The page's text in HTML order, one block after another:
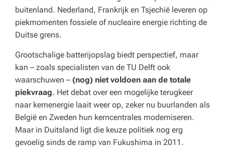
buitenland. Nederland, Frankrijk en Tsjechië leveren op
piekmomenten fossiele of nucleaire energie richting de
Duitse grens.
Grootschalige batterijopslag biedt perspectief, maar
kan – zoals specialisten van de TU Delft ook
waarschuwen – (nog) niet voldoen aan de totale
piekvraag. Het debat over een mogelijke terugkeer
naar kernenergie laait weer op, zeker nu buurlanden als
België en Zweden hun kerncentrales moderniseren.
Maar in Duitsland ligt die keuze politiek nog erg
gevoelig sinds de ramp van Fukushima in 2011.